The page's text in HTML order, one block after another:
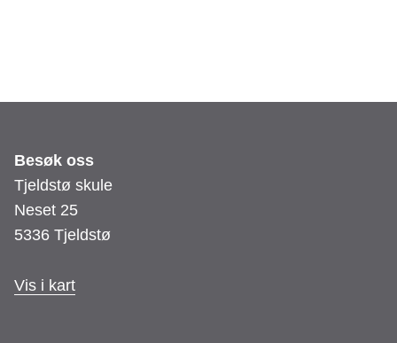
Besøk oss
Tjeldstø skule
Neset 25
5336 Tjeldstø
Vis i kart